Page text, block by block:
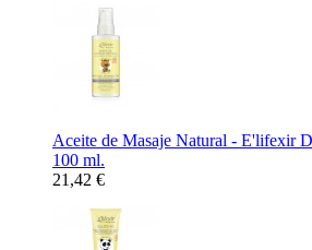
Aceite de Masaje Natural - E'lifexir
100 ml.
21,42 €